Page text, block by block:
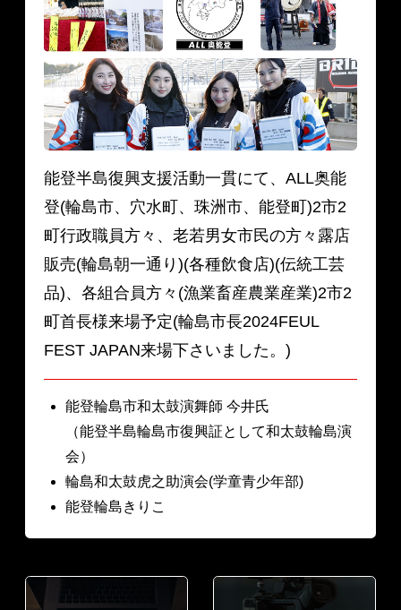
能登半島復興支援活動一貫にて、ALL奥能
登(輪島市、穴水町、珠洲市、能登町)2市2
町行政職員方々、老若男女市民の方々露店
販売(輪島朝一通り)(各種飲食店)(伝統工芸
品)、各組合員方々(漁業畜産農業産業)2市2
町首長様来場予定(輪島市長2024FEUL
FEST JAPAN来場下さいました。)
能登輪島市和太鼓演舞師 今井氏
（能登半島輪島市復興証として和太鼓輪島演
会）
輪島和太鼓虎之助演会(学童青少年部)
能登輪島きりこ